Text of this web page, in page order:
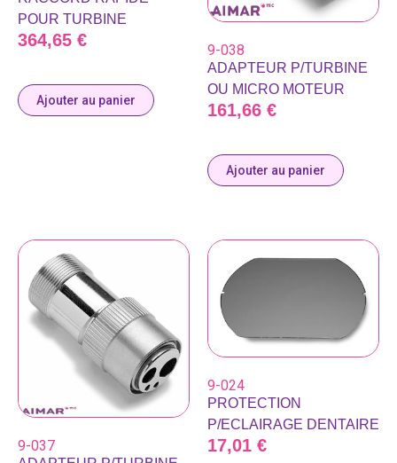
POUR TURBINE
364,65 €
Ajouter au panier
9-038
ADAPTEUR P/TURBINE
OU MICRO MOTEUR
161,66 €
Ajouter au panier
9-037
9-024
PROTECTION
P/ECLAIRAGE DENTAIRE
17,01 €